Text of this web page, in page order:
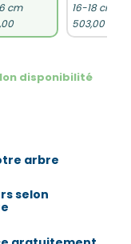
cm
16-18 cm
503,00
disponibilité
arbre
selon